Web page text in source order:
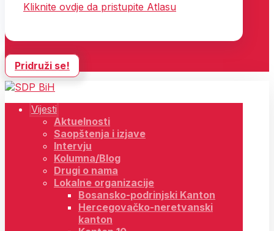
Kliknite ovdje da pristupite Atlasu
Pridruži se!
Vijesti
Aktuelnosti
Saopštenja i izjave
Intervju
Kolumna/Blog
Drugi o nama
Lokalne organizacije
Bosansko-podrinjski Kanton
Hercegovačko-neretvanski
kanton